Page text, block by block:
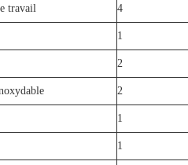
travail 4
1
2
2
1
1